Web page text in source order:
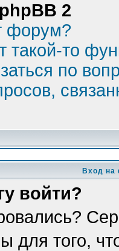
2
форум?
такой-то
по
Вход на
войти?
для того,